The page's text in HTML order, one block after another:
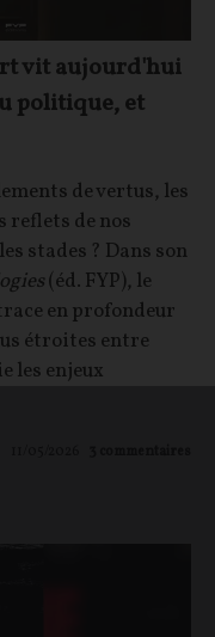
vit aujourd'hui
politique, et
de vertus, les
de nos
stades ? Dans son
(éd. FYP), le
en profondeur
étroites entre
les enjeux